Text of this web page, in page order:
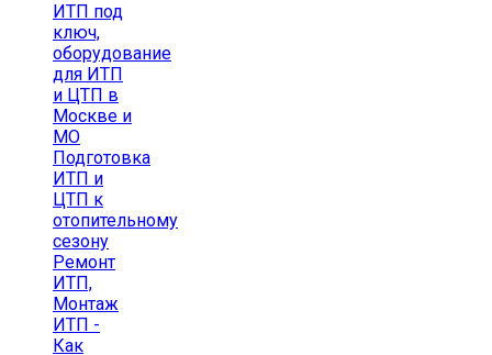
ИТП под
ключ,
оборудование
для ИТП
и ЦТП в
Москве и
МО
Подготовка
ИТП и
ЦТП к
отопительному
сезону
Ремонт
ИТП,
Монтаж
ИТП -
Как